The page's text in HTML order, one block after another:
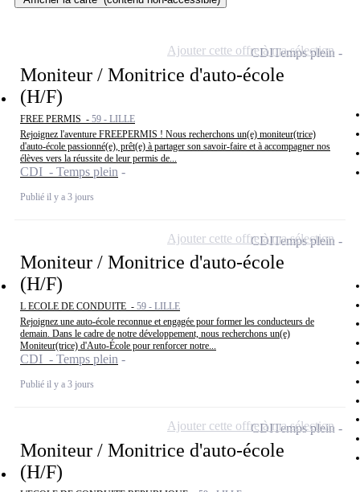
Moniteur / Monitrice d'auto-école
(H/F)
FREE PERMIS - 59 - LILLE
Rejoignez l'aventure FREEPERMIS ! Nous recherchons un(e) moniteur(trice)
d'auto-école passionné(e), prêt(e) à partager son savoir-faire et à accompagner nos
élèves vers la réussite de leur permis de...
CDI - Temps plein
Publié il y a 3 jours
CDITemps plein
Ajouter cette offre à ma sélection
Moniteur / Monitrice d'auto-école
(H/F)
L ECOLE DE CONDUITE - 59 - LILLE
Rejoignez une auto-école reconnue et engagée pour former les conducteurs de
demain. Dans le cadre de notre développement, nous recherchons un(e)
Moniteur(trice) d'Auto-École pour renforcer notre...
CDI - Temps plein
Publié il y a 3 jours
CDITemps plein
Ajouter cette offre à ma sélection
Moniteur / Monitrice d'auto-école
(H/F)
CDITemps plein
Ajouter cette offre à ma sélection